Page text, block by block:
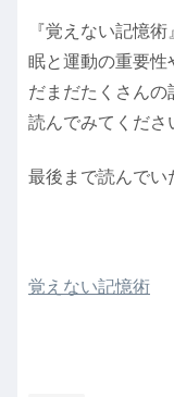
『覚えない記憶
眠と運動の重要性
だまだたくさんの
読んでみてくださ
最後まで読んでい
覚えない記憶術